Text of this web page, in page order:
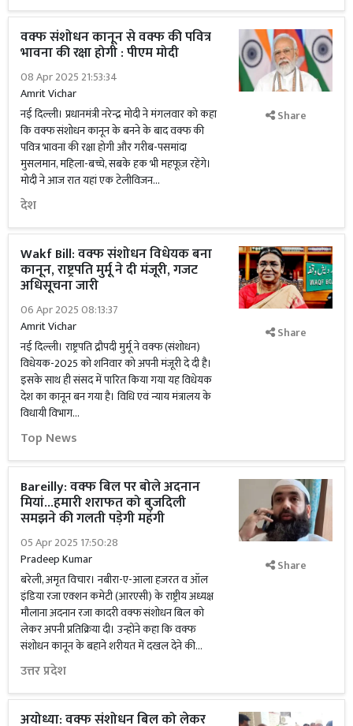
वक्फ संशोधन कानून से वक्फ की पवित्र
भावना की रक्षा होगी : पीएम मोदी
08 Apr 2025 21:53:34
Amrit Vichar
नई दिल्ली। प्रधानमंत्री नरेन्द्र मोदी ने मंगलवार को कहा
कि वक्फ संशोधन कानून के बनने के बाद वक्फ की
पवित्र भावना की रक्षा होगी और गरीब-पसमांदा
मुसलमान, महिला-बच्चे, सबके हक भी महफूज़ रहेंगे।
मोदी ने आज रात यहां एक टेलीविजन...
देश
Share
Wakf Bill: वक्फ संशोधन विधेयक बना
कानून, राष्ट्रपति मुर्मू ने दी मंजूरी, गजट
अधिसूचना जारी
06 Apr 2025 08:13:37
Amrit Vichar
नई दिल्ली। राष्ट्रपति द्रौपदी मुर्मू ने वक्फ (संशोधन)
विधेयक-2025 को शनिवार को अपनी मंजूरी दे दी है।
इसके साथ ही संसद में पारित किया गया यह विधेयक
देश का कानून बन गया है। विधि एवं न्याय मंत्रालय के
विधायी विभाग...
Top News
Share
Bareilly: वक्फ बिल पर बोले अदनान
मियां...हमारी शराफत को बुजदिली
समझने की गलती पड़ेगी महंगी
05 Apr 2025 17:50:28
Pradeep Kumar
बरेली, अमृत विचार। नबीरा-ए-आला हजरत व ऑल
इंडिया रजा एक्शन कमेटी (आरएसी) के राष्ट्रीय अध्यक्ष
मौलाना अदनान रजा कादरी वक्फ संशोधन बिल को
लेकर अपनी प्रतिक्रिया दी। उन्होंने कहा कि वक्फ
संशोधन कानून के बहाने शरीयत में दखल देने की...
उत्तर प्रदेश
Share
अयोध्या: वक्फ संशोधन बिल को लेकर